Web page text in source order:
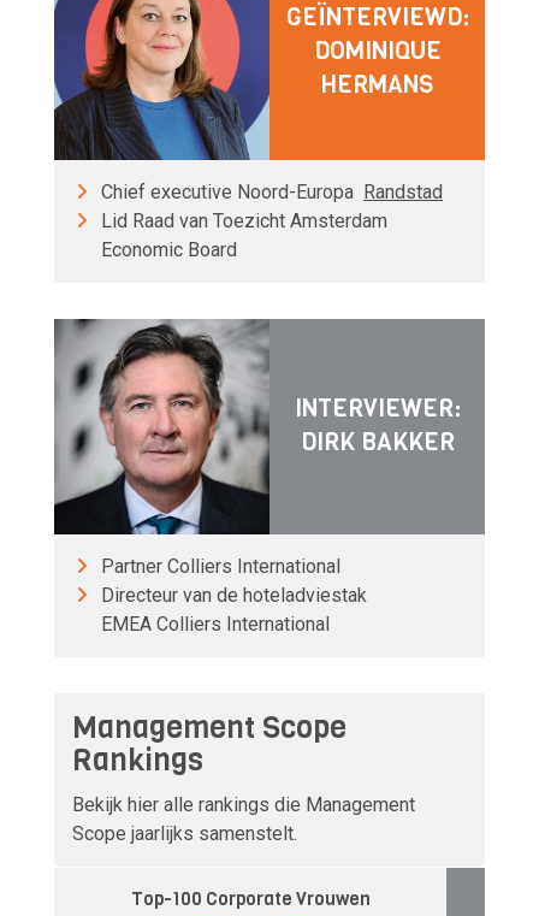
GEÏNTERVIEWD:
DOMINIQUE
HERMANS
Chief executive Noord-Europa Randstad
Lid Raad van Toezicht Amsterdam
Economic Board
INTERVIEWER:
DIRK BAKKER
Partner Colliers International
Directeur van de hoteladviestak
EMEA Colliers International
Management Scope
Rankings
Bekijk hier alle rankings die Management
Scope jaarlijks samenstelt.
Top-100 Corporate Vrouwen